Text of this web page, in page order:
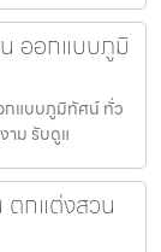
ออกแบบภูมิ
กแบบภูมิทัศน์ ทั่ว
าม รับดูแ
ตกแต่งสวน